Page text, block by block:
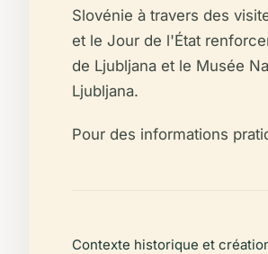
Slovénie à travers des
et le Jour de l'État
de Ljubljana et le Musée
Ljubljana.
Pour des informations
Contexte historique et